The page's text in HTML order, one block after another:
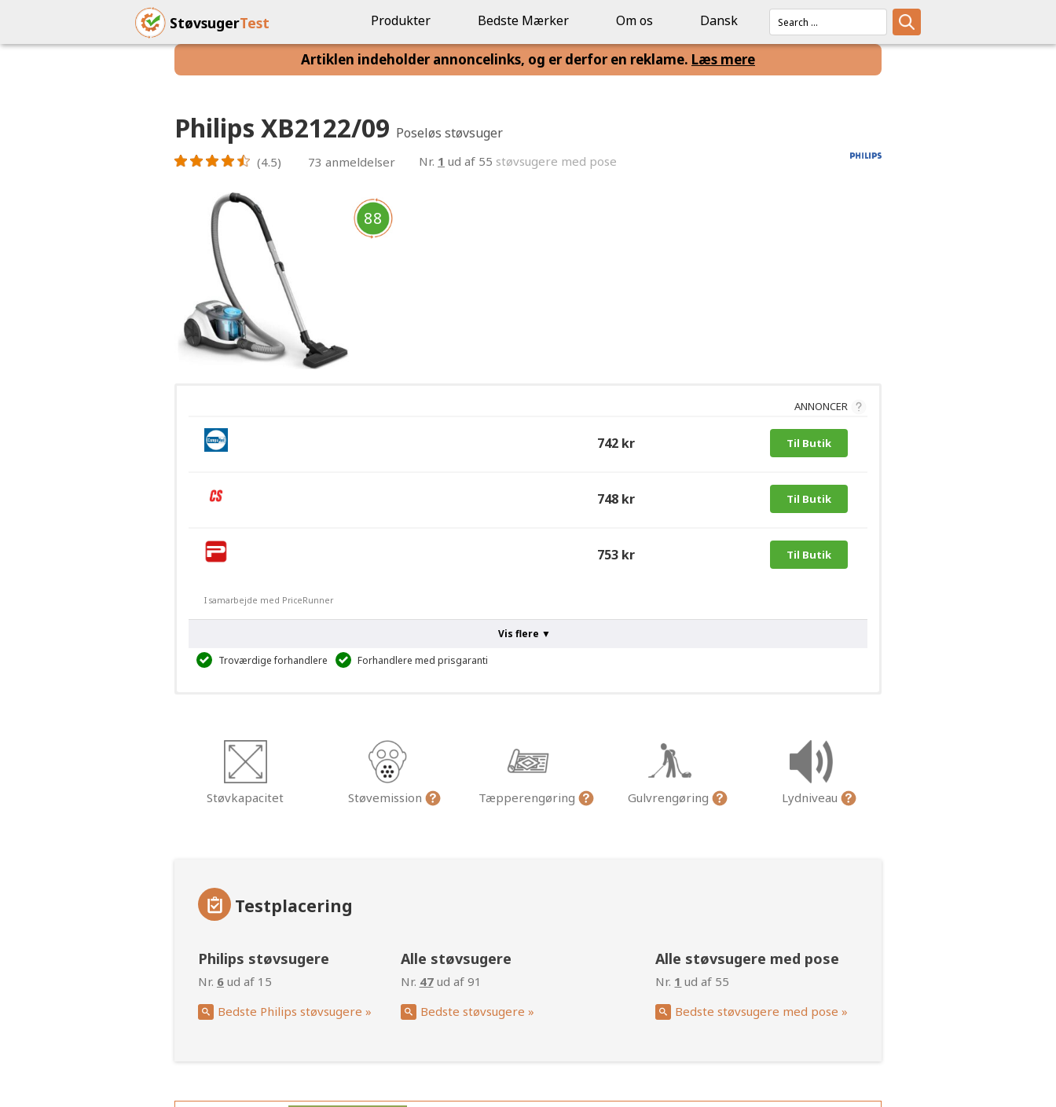
StøvsugerTest Produkter Bedste Mærker Om os Dansk
Artiklen indeholder annoncelinks, og er derfor en reklame. Læs mere
Philips XB2122/09 Poseløs støvsuger
(4.5) 73 anmeldelser Nr. 1 ud af 55 støvsugere med pose
88
ANNONCER
742 kr Til Butik
748 kr Til Butik
753 kr Til Butik
I samarbejde med PriceRunner
Vis flere ▼
Troværdige forhandlere
Forhandlere med prisgaranti
Støvkapacitet Støvemission Tæpperengøring Gulvrengøring Lydniveau
Testplacering
Philips støvsugere
Nr. 6 ud af 15
Bedste Philips støvsugere »
Alle støvsugere
Nr. 47ud af 91
Bedste støvsugere »
Alle støvsugere med pose
Nr. 1 ud af 55
Bedste støvsugere med pose »